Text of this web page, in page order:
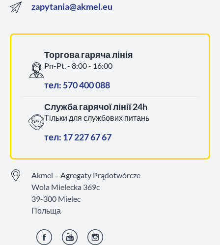
zapytania@akmel.eu
Торгова гаряча лінія
Pn-Pt. - 8:00 - 16:00
тел: 570 400 088
Служба гарячої лінії 24h
Тільки для службових питань
тел: 17 227 67 67
Akmel – Agregaty Prądotwórcze
Wola Mielecka 369c
39-300 Mielec
Польща